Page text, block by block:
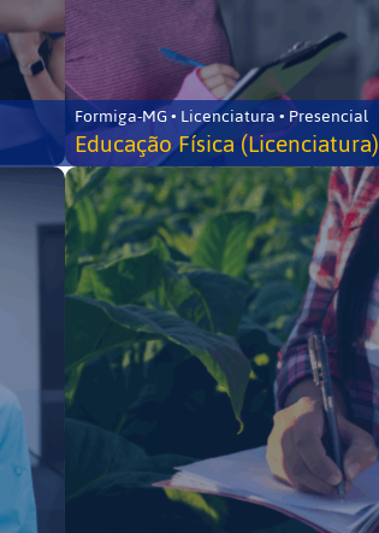
Formiga-MG • Licenciatura • Presencial
Educação Física (Licenciatura)